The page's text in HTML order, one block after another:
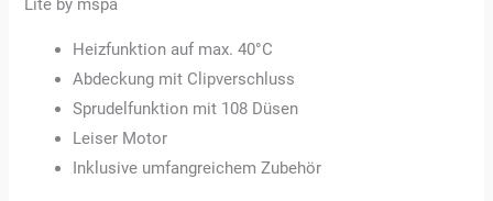
Lite by mspa
Heizfunktion auf max. 40°C
Abdeckung mit Clipverschluss
Sprudelfunktion mit 108 Düsen
Leiser Motor
Inklusive umfangreichem Zubehör